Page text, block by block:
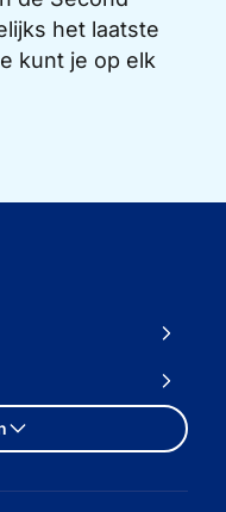
het laatste
kunt je op elk